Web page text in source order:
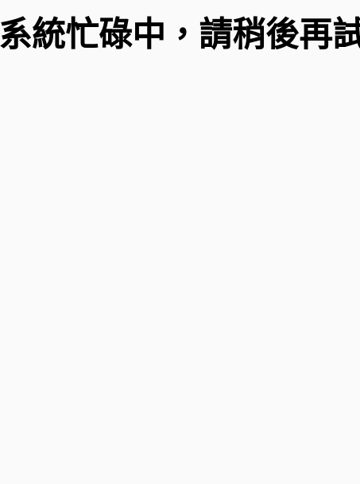
系統忙碌中，請稍後再